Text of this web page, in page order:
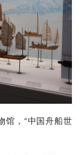
馆，“中国舟船世